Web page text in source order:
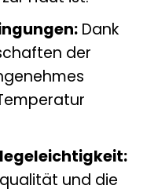
Dank
der
und die